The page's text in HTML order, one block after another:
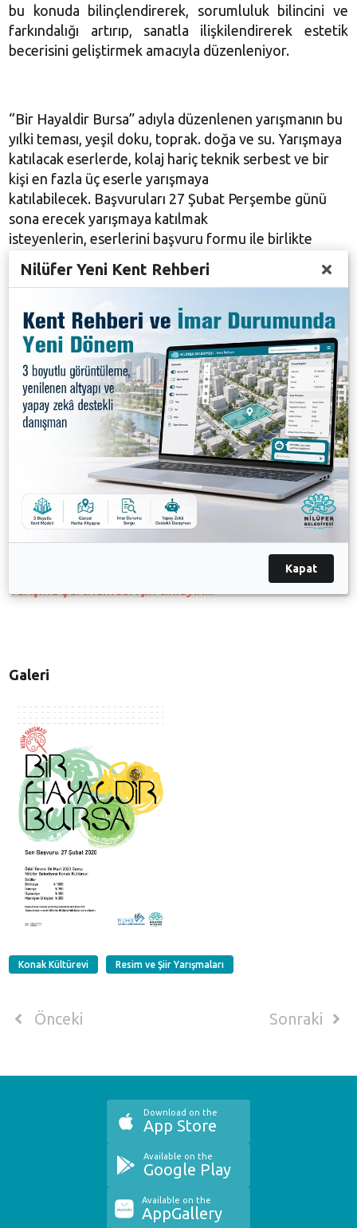
bu konuda bilinçlendirerek, sorumluluk bilincini ve
farkındalığı artırıp, sanatla ilişkilendirerek estetik
becerisini geliştirmek amacıyla düzenleniyor.
“Bir Hayaldir Bursa” adıyla düzenlenen yarışmanın bu
yılki teması, yeşil doku, toprak. doğa ve su. Yarışmaya
katılacak eserlerde, kolaj hariç teknik serbest ve bir
kişi en fazla üç eserle yarışmaya
katılabilecek. Başvuruları 27 Şubat Perşembe günü
sona erecek yarışmaya katılmak
isteyenlerin, eserlerini başvuru formu ile birlikte
Nilüfer İlçe Milli Eğitim Müdürlüğü’ne teslim etmeleri
gerekiyor.
Yarışmada eseri birinci seçilen öğrenciye 1000 TL,
eseri ikinci seçilen öğrenciye 750 TL, eseri üçüncü
seçilen öğrenciye de 500 TL ödül, mansiyona değer
görülen eser için de 250 TL ödül
verilecek. Yarışmanın ödül töreni ise, 6 Mart 2020
Cuma günü saat 10.00’da Nilüfer Belediyesi Konak
Kültürevi’nde yapılacak.
Yarışma
Galeri
Konak Kültürevi Resim ve Şiir Yarışmaları
Önceki Sonraki
Download on the
App Store
Available on the
Google Play
Available on the
AppGallery
Nilüfer Yeni Kent Rehberi
Kapat